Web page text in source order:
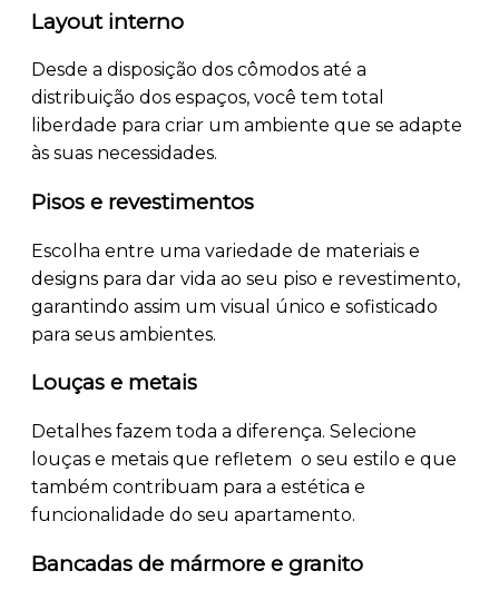
Layout interno
Desde a disposição dos cômodos até a
distribuição dos espaços, você tem total
liberdade para criar um ambiente que se adapte
às suas necessidades.
Pisos e revestimentos
Escolha entre uma variedade de materiais e
designs para dar vida ao seu piso e revestimento,
garantindo assim um visual único e sofisticado
para seus ambientes.
Louças e metais
Detalhes fazem toda a diferença. Selecione
louças e metais que refletem o seu estilo e que
também contribuam para a estética e
funcionalidade do seu apartamento.
Bancadas de mármore e granito